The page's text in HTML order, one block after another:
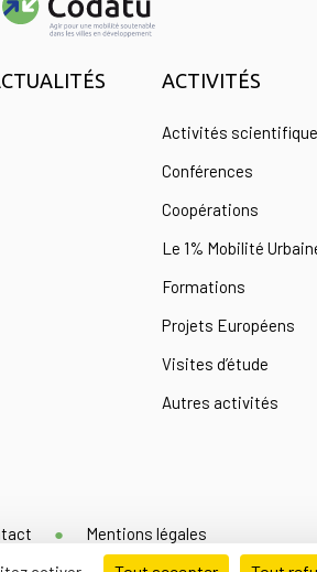
ACTIVITÉS
Activités
Conférences
Coopérations
Le 1% Mobilité
Formations
Projets Européens
Visites d’étude
Autres activités
Mentions légales